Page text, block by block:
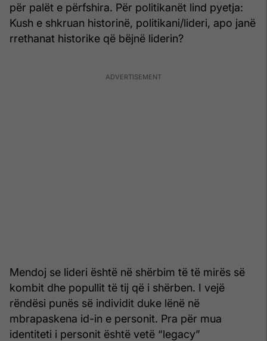
për palët e përfshira. Për politikanët lind pyetja:
Kush e shkruan historinë, politikani/lideri, apo janë
rrethanat historike që bëjnë liderin?
Mendoj se lideri është në shërbim të të mirës së
kombit dhe popullit të tij që i shërben. I vejë
rëndësi punës së individit duke lënë në
mbrapaskena id-in e personit. Pra për mua
identiteti i personit është vetë “legacy”